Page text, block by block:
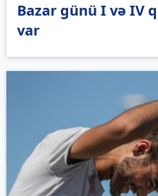
Bazar günü I və IV
var